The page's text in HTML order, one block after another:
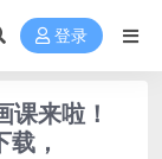
登录
来啦！
，